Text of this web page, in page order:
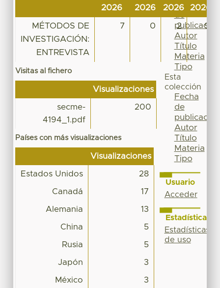
2026
2026
2026
2026
MÉTODOS DE
INVESTIGACIÓN:
ENTREVISTA
7 0 2 9
Visitas al fichero
Visualizaciones
secme-
4194_1.pdf
200
Países con más visualizaciones
Visualizaciones
Estados Unidos 28
Canadá 17
Alemania 13
China 5
Rusia 5
Japón 3
México 3
Fecha
de
publicación
Autor
Título
Materia
Tipo
Esta
colección
Fecha
de
publicación
Autor
Título
Materia
Tipo
Usuario
Acceder
Estadísticas
Estadísticas
de uso